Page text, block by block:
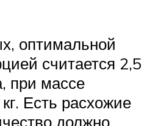
оптимальной
считается 2,5
при массе
Есть расхожие
должно